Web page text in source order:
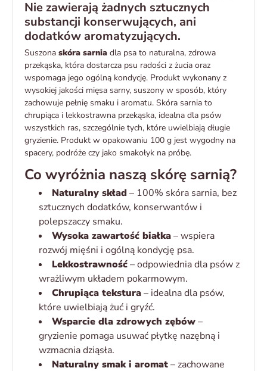
Nie zawierają żadnych sztucznych
substancji konserwujących, ani
dodatków aromatyzujących.
Suszona skóra sarnia dla psa to naturalna, zdrowa
przekąska, która dostarcza psu radości z żucia oraz
wspomaga jego ogólną kondycję. Produkt wykonany z
wysokiej jakości mięsa sarny, suszony w sposób, który
zachowuje pełnię smaku i aromatu. Skóra sarnia to
chrupiąca i lekkostrawna przekąska, idealna dla psów
wszystkich ras, szczególnie tych, które uwielbiają długie
gryzienie. Produkt w opakowaniu 100 g jest wygodny na
spacery, podróże czy jako smakołyk na próbę.
Co wyróżnia naszą skórę sarnią?
Naturalny skład– 100% skóra sarnia, bez
sztucznych dodatków, konserwantów i
polepszaczy smaku.
Wysoka zawartość białka– wspiera
rozwój mięśni i ogólną kondycję psa.
Lekkostrawność– odpowiednia dla psów z
wrażliwym układem pokarmowym.
Chrupiąca tekstura– idealna dla psów,
które uwielbiają żuć i gryźć.
Wsparcie dla zdrowych zębów–
gryzienie pomaga usuwać płytkę nazębną i
wzmacnia dziąsła.
Naturalny smak i aromat– zachowane